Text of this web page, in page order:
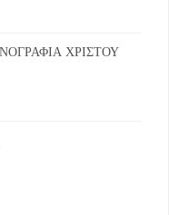
ΧΡΙΣΤΟΥ